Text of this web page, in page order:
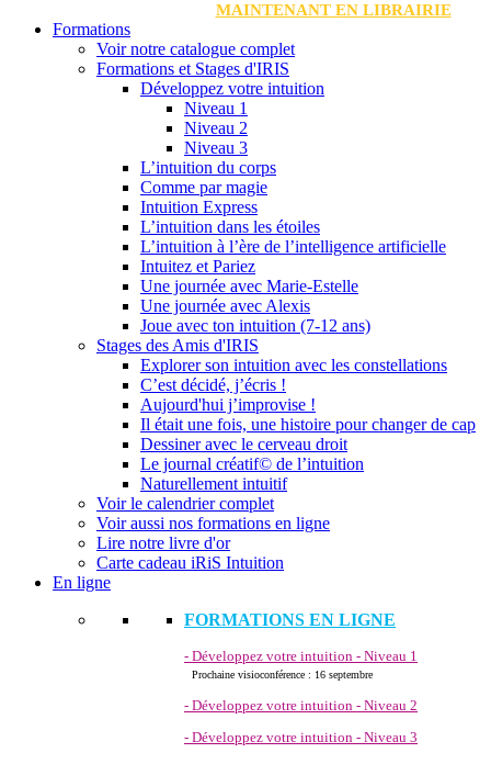
MAINTENANT EN LIBRAIRIE
Formations
Voir notre catalogue complet
Formations et Stages d'IRIS
Développez votre intuition
Niveau 1
Niveau 2
Niveau 3
L’intuition du corps
Comme par magie
Intuition Express
L’intuition dans les étoiles
L’intuition à l’ère de l’intelligence artificielle
Intuitez et Pariez
Une journée avec Marie-Estelle
Une journée avec Alexis
Joue avec ton intuition (7-12 ans)
Stages des Amis d'IRIS
Explorer son intuition avec les constellations
C’est décidé, j’écris !
Aujourd'hui j’improvise !
Il était une fois, une histoire pour changer de cap
Dessiner avec le cerveau droit
Le journal créatif© de l’intuition
Naturellement intuitif
Voir le calendrier complet
Voir aussi nos formations en ligne
Lire notre livre d'or
Carte cadeau iRiS Intuition
En ligne
FORMATIONS EN LIGNE
- Développez votre intuition - Niveau 1
Prochaine visioconférence : 16 septembre
- Développez votre intuition - Niveau 2
- Développez votre intuition - Niveau 3